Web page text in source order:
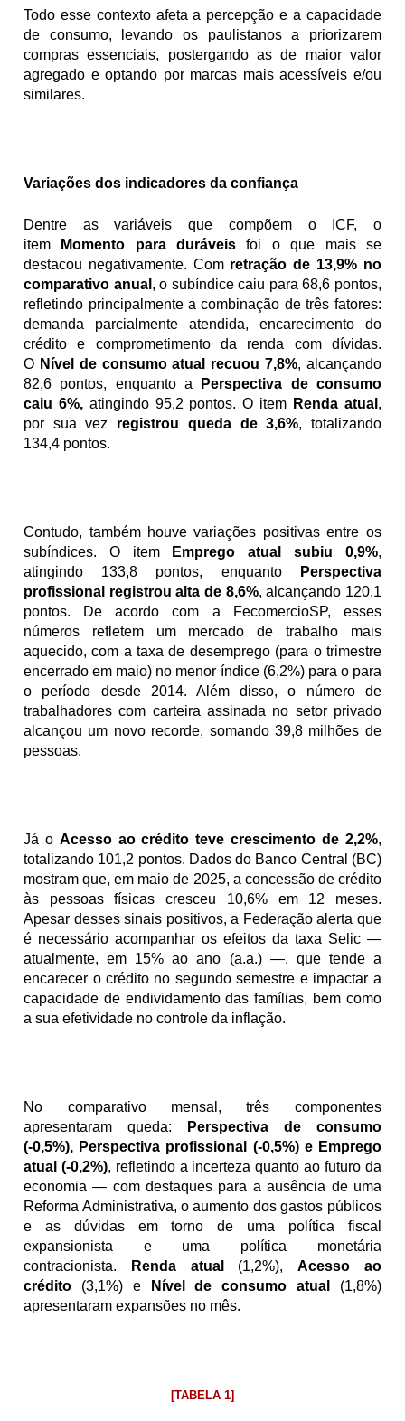
Todo esse contexto afeta a percepção e a capacidade
de consumo, levando os paulistanos a priorizarem
compras essenciais, postergando as de maior valor
agregado e optando por marcas mais acessíveis e/ou
similares.
Variações dos indicadores da confiança
Dentre as variáveis que compõem o ICF, o
item
Momento para duráveis foi o que mais se
destacou negativamente. Com retração de 13,9% no
comparativo anual , o subíndice caiu para 68,6 pontos,
refletindo principalmente a combinação de três fatores:
demanda parcialmente atendida, encarecimento do
crédito e comprometimento da renda com dívidas.
O Nível de consumo atual recuou 7,8%, alcançando
82,6 pontos, enquanto a
Perspectiva de consumo
caiu 6%, atingindo 95,2 pontos. O item Renda atual ,
por sua vez registrou queda de 3,6%, totalizando
134,4 pontos.
Contudo, também houve variações positivas entre os
subíndices. O item
Emprego atual subiu 0,9%,
atingindo 133,8 pontos, enquanto
Perspectiva
profissional registrou alta de 8,6%, alcançando 120,1
pontos. De acordo com a FecomercioSP, esses
números refletem um mercado de trabalho mais
aquecido, com a taxa de desemprego (para o trimestre
encerrado em maio) no menor índice (6,2%) para o para
o período desde 2014. Além disso, o número de
trabalhadores com carteira assinada no setor privado
alcançou um novo recorde, somando 39,8 milhões de
pessoas.
Já o Acesso ao crédito teve crescimento de 2,2%,
totalizando 101,2 pontos. Dados do Banco Central (BC)
mostram que, em maio de 2025, a concessão de crédito
às pessoas físicas cresceu 10,6% em 12 meses.
Apesar desses sinais positivos, a Federação alerta que
é necessário acompanhar os efeitos da taxa Selic —
atualmente, em 15% ao ano (a.a.) —, que tende a
encarecer o crédito no segundo semestre e impactar a
capacidade de endividamento das famílias, bem como
a sua efetividade no controle da inflação.
No comparativo mensal, três componentes
apresentaram queda: Perspectiva de consumo
(-0,5%), Perspectiva profissional (-0,5%) e Emprego
atual (-0,2%), refletindo a incerteza quanto ao futuro da
economia — com destaques para a ausência de uma
Reforma Administrativa, o aumento dos gastos públicos
e as dúvidas em torno de uma política fiscal
expansionista e uma política monetária
contracionista.
Renda atual (1,2%), Acesso ao
crédito (3,1%) e Nível de consumo atual
(1,8%)
apresentaram expansões no mês.
[TABELA 1]